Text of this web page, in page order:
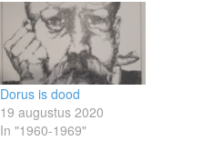
Dorus is dood
19 augustus 2020
In "1960-1969"